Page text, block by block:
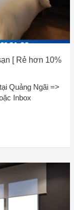
[ Rẻ hơn 10%
Quảng Ngãi =>
Inbox